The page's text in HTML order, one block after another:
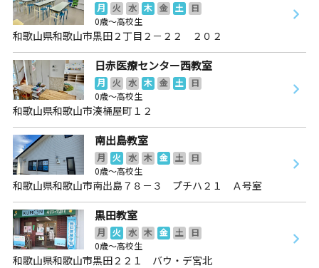
月 火 水 木 金 土
日
0歳～高校生
和歌山県和歌山市黒田２丁目２－２２ ２０２
日赤医療センター西教室
月 火 水 木 金 土
日
0歳～高校生
和歌山県和歌山市湊桶屋町１２
南出島教室
月 火 水 木 金 土
日
0歳～高校生
和歌山県和歌山市南出島７８－３ プチハ２１ Ａ号室
黒田教室
月 火 水 木 金 土
日
0歳～高校生
和歌山県和歌山市黒田２２１ バウ・デ宮北